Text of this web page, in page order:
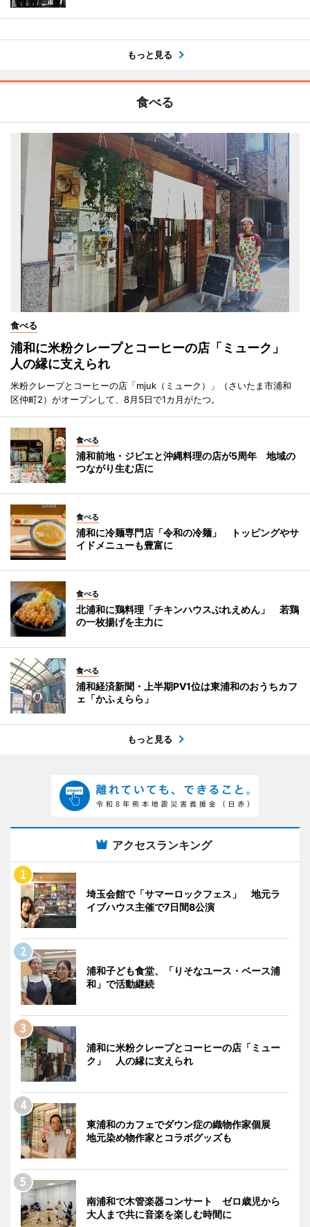
もっと見る
食べる
食べる
浦和に米粉クレープとコーヒーの店「ミューク」
人の縁に支えられ
米粉クレープとコーヒーの店「mjuk（ミューク）」（さいたま市浦和
区仲町2）がオープンして、8月5日で1カ月がたつ。
食べる
浦和前地・ジビエと沖縄料理の店が5周年 地域の
つながり生む店に
食べる
浦和に冷麺専門店「令和の冷麺」 トッピングやサ
イドメニューも豊富に
食べる
北浦和に鶏料理「チキンハウスぶれえめん」 若鶏
の一枚揚げを主力に
食べる
浦和経済新聞・上半期PV1位は東浦和のおうちカフ
ェ「かふぇらら」
もっと見る
アクセスランキング
埼玉会館で「サマーロックフェス」 地元ラ
イブハウス主催で7日間8公演
浦和子ども食堂、「りそなユース・ベース浦
和」で活動継続
浦和に米粉クレープとコーヒーの店「ミュー
ク」 人の縁に支えられ
東浦和のカフェでダウン症の織物作家個展
地元染め物作家とコラボグッズも
南浦和で木管楽器コンサート ゼロ歳児から
大人まで共に音楽を楽しむ時間に